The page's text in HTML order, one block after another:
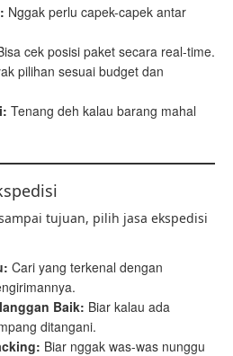
Nggak perlu capek-capek antar
cek posisi paket secara real-time.
pilihan sesuai budget dan
Tenang deh kalau barang mahal
tujuan, pilih jasa ekspedisi
Cari yang terkenal dengan
Baik: Biar kalau ada
ditangani.
Biar nggak was-was nunggu